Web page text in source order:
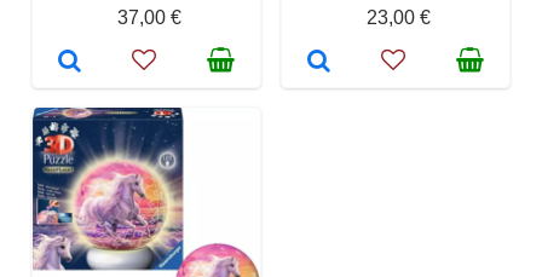
37,00 €
23,00 €